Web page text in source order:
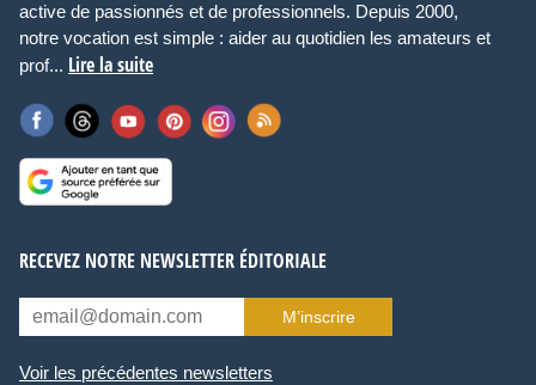
active de passionnés et de professionnels. Depuis 2000,
notre vocation est simple : aider au quotidien les amateurs et
prof... Lire la suite
RECEVEZ NOTRE NEWSLETTER ÉDITORIALE
M’inscrire
Voir les précédentes newsletters